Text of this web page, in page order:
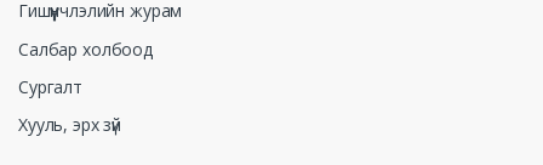
Гишүүнчлэлийн журам
Салбар холбоод
Сургалт
Хууль, эрх зүй